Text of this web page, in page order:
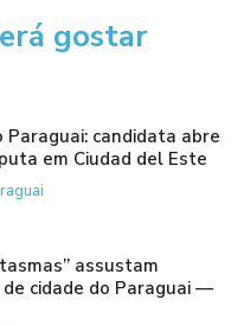
gostar
Paraguai: candidata abre
em Ciudad del Este
assustam
cidade do Paraguai —